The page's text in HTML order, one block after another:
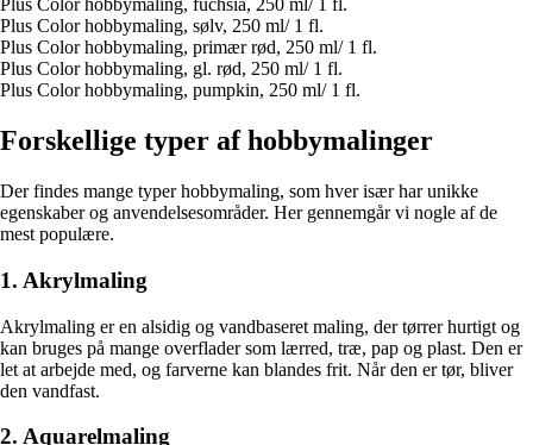
Plus Color hobbymaling, fuchsia, 250 ml/ 1 fl.
Plus Color hobbymaling, sølv, 250 ml/ 1 fl.
Plus Color hobbymaling, primær rød, 250 ml/ 1 fl.
Plus Color hobbymaling, gl. rød, 250 ml/ 1 fl.
Plus Color hobbymaling, pumpkin, 250 ml/ 1 fl.
Forskellige typer af hobbymalinger
Der findes mange typer hobbymaling, som hver især har unikke
egenskaber og anvendelsesområder. Her gennemgår vi nogle af de
mest populære.
1. Akrylmaling
Akrylmaling er en alsidig og vandbaseret maling, der tørrer hurtigt og
kan bruges på mange overflader som lærred, træ, pap og plast. Den er
let at arbejde med, og farverne kan blandes frit. Når den er tør, bliver
den vandfast.
2. Aquarelmaling